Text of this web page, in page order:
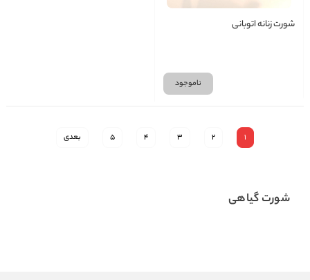
شورت زنانه اتوبانی
ناموجود
1
2
3
4
5 بعدی
شورت گیاهی